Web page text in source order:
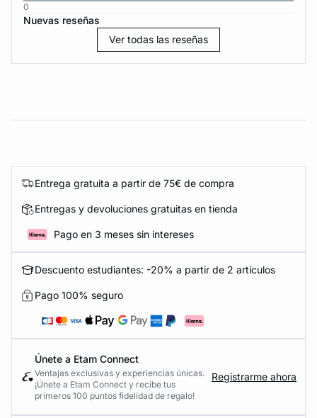
0
Nuevas reseñas
Ver todas las reseñas
Entrega gratuita a partir de 75€ de compra
Entregas y devoluciones gratuitas en tienda
Pago en 3 meses sin intereses
Descuento estudiantes: -20% a partir de 2 artículos
Pago 100% seguro
Únete a Etam Connect
Ventajas exclusivas y experiencias únicas.
¡Únete a Etam Connect y recibe tus
primeros 100 puntos fidelidad de regalo!
Registrarme ahora